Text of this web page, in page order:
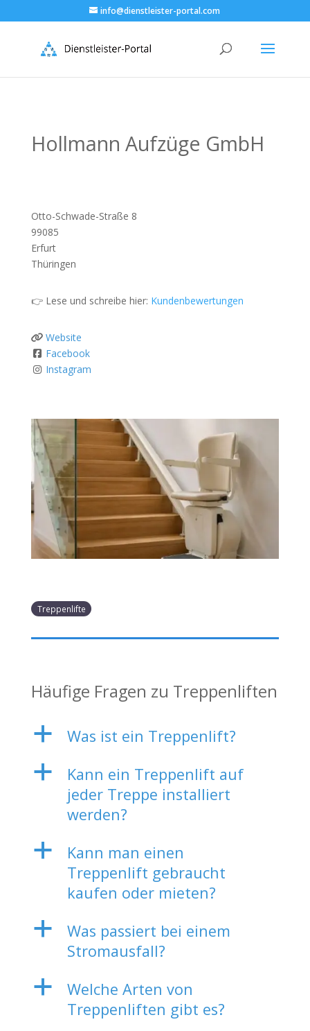
info@dienstleister-portal.com
Hollmann Aufzüge GmbH
Otto-Schwade-Straße 8
99085
Erfurt
Thüringen
👉 Lese und schreibe hier: Kundenbewertungen
Website
Facebook
Instagram
Treppenlifte
Häufige Fragen zu Treppenliften
a Was ist ein Treppenlift?
a
Kann ein Treppenlift auf
jeder Treppe installiert
werden?
a
Kann man einen
Treppenlift gebraucht
kaufen oder mieten?
a
Was passiert bei einem
Stromausfall?
a
Welche Arten von
Treppenliften gibt es?